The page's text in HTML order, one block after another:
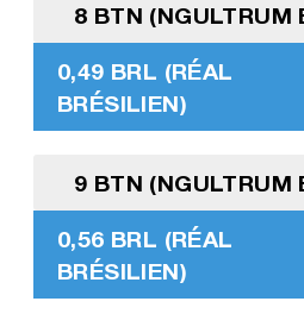
8 BTN (NGULTRUM
0,49 BRL (RÉAL
BRÉSILIEN)
9 BTN (NGULTRUM
0,56 BRL (RÉAL
BRÉSILIEN)